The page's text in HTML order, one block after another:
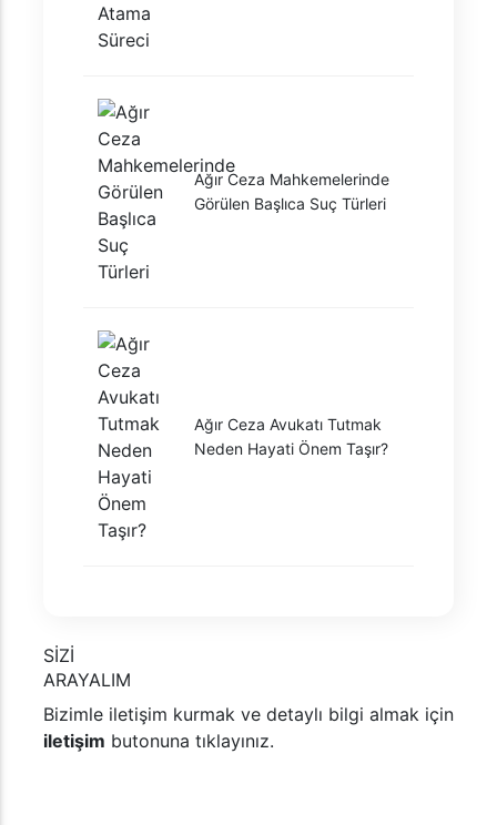
Ağır Ceza Mahkemelerinde
Görülen Başlıca Suç Türleri
Ağır Ceza Avukatı Tutmak
Neden Hayati Önem Taşır?
SİZİ
ARAYALIM
Bizimle iletişim kurmak ve detaylı bilgi almak için
iletişim butonuna tıklayınız.